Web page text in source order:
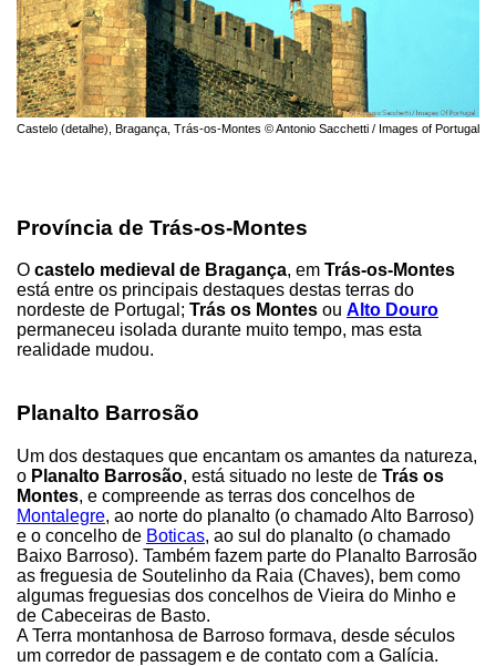
Castelo (detalhe), Bragança, Trás-os-Montes © Antonio Sacchetti / Images of Portugal
Província de Trás-os-Montes
O castelo medieval de Bragança, em Trás-os-Montes
está entre os principais destaques destas terras do
nordeste de Portugal; Trás os Montes ou Alto Douro
permaneceu isolada durante muito tempo, mas esta
realidade mudou.
Planalto Barrosão
Um dos destaques que encantam os amantes da natureza,
o Planalto Barrosão, está situado no leste de Trás os
Montes, e compreende as terras dos concelhos de
Montalegre, ao norte do planalto (o chamado Alto Barroso)
e o concelho de Boticas, ao sul do planalto (o chamado
Baixo Barroso). Também fazem parte do Planalto Barrosão
as freguesia de Soutelinho da Raia (Chaves), bem como
algumas freguesias dos concelhos de Vieira do Minho e
de Cabeceiras de Basto.
A Terra montanhosa de Barroso formava, desde séculos
um corredor de passagem e de contato com a Galícia.